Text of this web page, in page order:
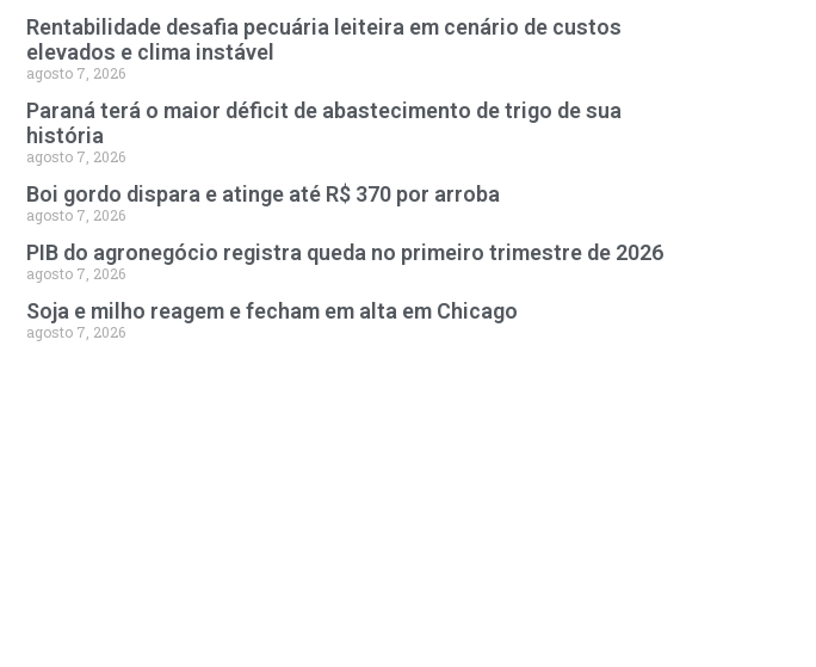
Rentabilidade desafia pecuária leiteira em cenário de custos
elevados e clima instável
agosto 7, 2026
Paraná terá o maior déficit de abastecimento de trigo de sua
história
agosto 7, 2026
Boi gordo dispara e atinge até R$ 370 por arroba
agosto 7, 2026
PIB do agronegócio registra queda no primeiro trimestre de 2026
agosto 7, 2026
Soja e milho reagem e fecham em alta em Chicago
agosto 7, 2026